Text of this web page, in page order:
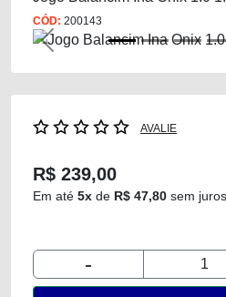
CÓD: 200143
Previous
AVALIE
R$ 239,00
Em até 5x de R$ 47,80 sem juros
-